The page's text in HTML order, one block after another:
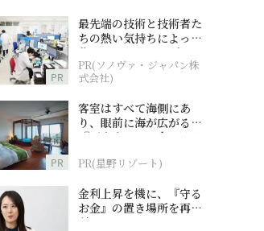
PR
最先端の技術と技術者た
ちの熱い気持ちによって
作られているオーダーメ
イド補聴器
PR(ソノヴァ・ジャパン株
式会社)
PR
客室はすべて海側にあ
り、眼前に海が広がる
『西表島ホテル by 星野
PR(星野リゾート)
金利上昇を機に、『守る
お金』の置き場所を再検
討